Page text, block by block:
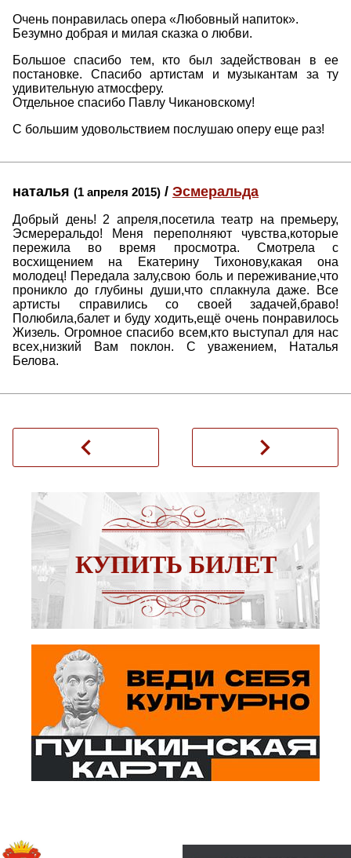
Очень понравилась опера «Любовный напиток».
Безумно добрая и милая сказка о любви.
Большое спасибо тем, кто был задействован в ее
постановке. Спасибо артистам и музыкантам за ту
удивительную атмосферу.
Отдельное спасибо Павлу Чикановскому!
С большим удовольствием послушаю оперу еще раз!
наталья (1 апреля 2015) / Эсмеральда
Добрый день! 2 апреля,посетила театр на премьеру,
Эсмереральдо! Меня переполняют чувства,которые
пережила во время просмотра. Смотрела с
восхищением на Екатерину Тихонову,какая она
молодец! Передала залу,свою боль и переживание,что
проникло до глубины души,что сплакнула даже. Все
артисты справились со своей задачей,браво!
Полюбила,балет и буду ходить,ещё очень понравилось
Жизель. Огромное спасибо всем,кто выступал для нас
всех,низкий Вам поклон. С уважением, Наталья
Белова.
navigate_before navigate_next
КУПИТЬ БИЛЕТ